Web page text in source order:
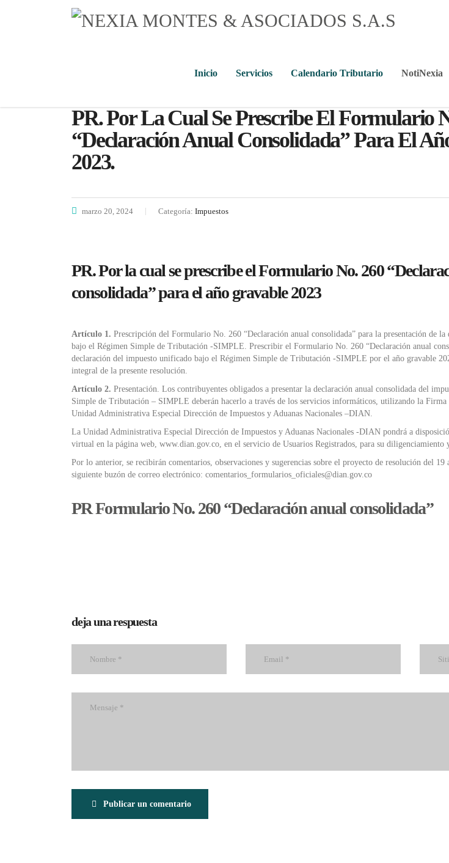
Inicio Servicios Calendario Tributario NotiNexia
PR. Por La Cual Se Prescribe El Formulario
“Declaración Anual Consolidada” Para El
2023.
marzo 20, 2024 Categoría: Impuestos
PR. Por la cual se prescribe el Formulario No. 260
consolidada” para el año gravable 2023
Artículo 1. Prescripción del Formulario No. 260 “Declaración anual consolidada” para la presentación de
bajo el Régimen Simple de Tributación -SIMPLE. Prescribir el Formulario No. 260 “Declaración anual
declaración del impuesto unificado bajo el Régimen Simple de Tributación -SIMPLE por el año gravable
integral de la presente resolución.
Artículo 2. Presentación. Los contribuyentes obligados a presentar la declaración anual consolidada del
Simple de Tributación – SIMPLE deberán hacerlo a través de los servicios informáticos, utilizando la
Unidad Administrativa Especial Dirección de Impuestos y Aduanas Nacionales –DIAN.
La Unidad Administrativa Especial Dirección de Impuestos y Aduanas Nacionales -DIAN pondrá a
virtual en la página web, www.dian.gov.co, en el servicio de Usuarios Registrados, para su diligenciamiento
Por lo anterior, se recibirán comentarios, observaciones y sugerencias sobre el proyecto de resolución del
siguiente buzón de correo electrónico: comentarios_formularios_oficiales@dian.gov.co
PR Formulario No. 260 “Declaración anual consolidada”
deja una respuesta
Publicar un comentario